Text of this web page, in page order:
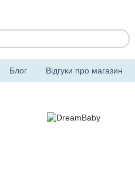
Блог Відгуки про магазин